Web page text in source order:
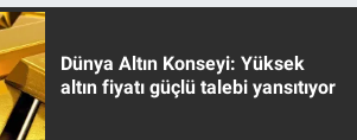
Dünya Altın Konseyi: Yüksek
altın fiyatı güçlü talebi yansıtıyor